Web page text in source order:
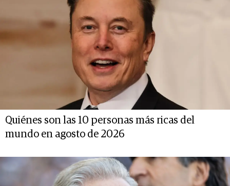
Quiénes son las 10 personas más ricas del
mundo en agosto de 2026